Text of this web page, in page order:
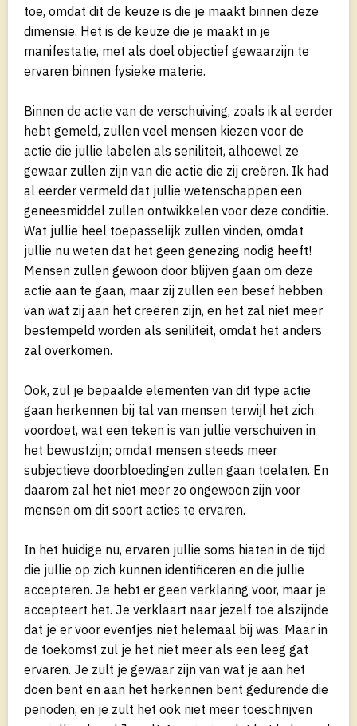
toe, omdat dit de keuze is die je maakt binnen deze
dimensie. Het is de keuze die je maakt in je
manifestatie, met als doel objectief gewaarzijn te
ervaren binnen fysieke materie.
Binnen de actie van de verschuiving, zoals ik al eerder
hebt gemeld, zullen veel mensen kiezen voor de
actie die jullie labelen als seniliteit, alhoewel ze
gewaar zullen zijn van die actie die zij creëren. Ik had
al eerder vermeld dat jullie wetenschappen een
geneesmiddel zullen ontwikkelen voor deze conditie.
Wat jullie heel toepasselijk zullen vinden, omdat
jullie nu weten dat het geen genezing nodig heeft!
Mensen zullen gewoon door blijven gaan om deze
actie aan te gaan, maar zij zullen een besef hebben
van wat zij aan het creëren zijn, en het zal niet meer
bestempeld worden als seniliteit, omdat het anders
zal overkomen.
Ook, zul je bepaalde elementen van dit type actie
gaan herkennen bij tal van mensen terwijl het zich
voordoet, wat een teken is van jullie verschuiven in
het bewustzijn; omdat mensen steeds meer
subjectieve doorbloedingen zullen gaan toelaten. En
daarom zal het niet meer zo ongewoon zijn voor
mensen om dit soort acties te ervaren.
In het huidige nu, ervaren jullie soms hiaten in de tijd
die jullie op zich kunnen identificeren en die jullie
accepteren. Je hebt er geen verklaring voor, maar je
accepteert het. Je verklaart naar jezelf toe alszijnde
dat je er voor eventjes niet helemaal bij was. Maar in
de toekomst zul je het niet meer als een leeg gat
ervaren. Je zult je gewaar zijn van wat je aan het
doen bent en aan het herkennen bent gedurende die
perioden, en je zult het ook niet meer toeschrijven